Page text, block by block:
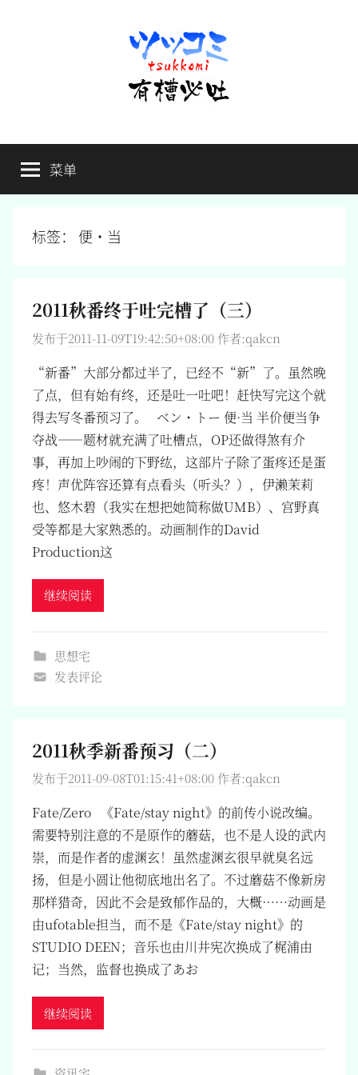
有
槽
必
槽，
毋
菜单
标签： 便·当
2011秋番终于吐完槽了（三）
发布于2011-11-09T19:42:50+08:00 作者:qakcn
“新番”大部分都过半了，已经不“新”了。虽然晚
了点，但有始有终，还是吐一吐吧！赶快写完这个就
得去写冬番预习了。 ベン・トー 便·当 半价便当争
夺战——题材就充满了吐槽点，OP还做得煞有介
事，再加上吵闹的下野纮，这部片子除了蛋疼还是蛋
疼！声优阵容还算有点看头（听头？），伊濑茉莉
也、悠木碧（我实在想把她简称做UMB）、宫野真
受等都是大家熟悉的。动画制作的David
Production这
继续阅读
思想宅
发表评论
2011秋季新番预习（二）
发布于2011-09-08T01:15:41+08:00 作者:qakcn
Fate/Zero 《Fate/stay night》的前传小说改编。
需要特别注意的不是原作的蘑菇，也不是人设的武内
崇，而是作者的虚渊玄！虽然虚渊玄很早就臭名远
扬，但是小圆让他彻底地出名了。不过蘑菇不像新房
那样猎奇，因此不会是致郁作品的，大概……动画是
由ufotable担当，而不是《Fate/stay night》的
STUDIO DEEN；音乐也由川井宪次换成了梶浦由
记；当然，监督也换成了あお
继续阅读